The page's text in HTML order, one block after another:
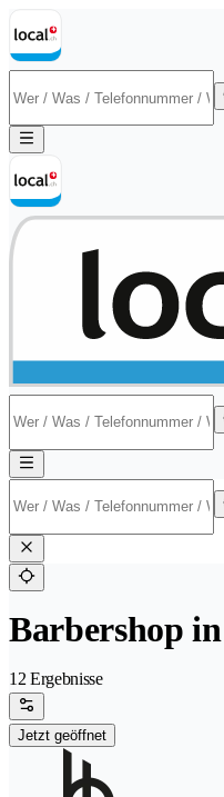
Barbershop
12 Ergebnisse
Jetzt geöffnet